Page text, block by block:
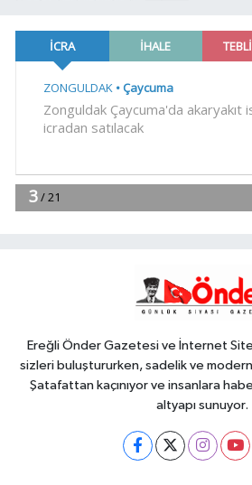
Nürnberg'in
10:00VakıfBank, Vanja Ivanovic'i
09:33 Terörsüz Türkiye yasa teklifi
komisyondan
Ereğli Önder Gazetesi ve İnternet
sizleri buluştururken, sadelik ve
Şatafattan kaçınıyor ve insanlara
altyapı sunuyor.